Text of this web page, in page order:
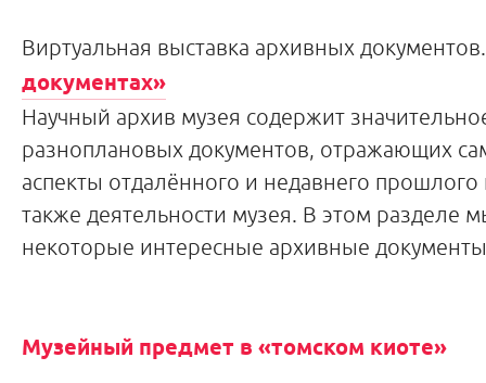
Виртуальная выставка архивных
документах»
Научный архив музея содержит
разноплановых документов, отражающих
аспекты отдалённого и недавнего прошлого
также деятельности музея. В этом разделе
некоторые интересные архивные
Музейный предмет в «томском киоте»